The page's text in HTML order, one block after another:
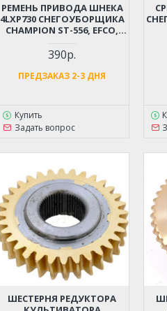
РЕМЕНЬ ПРИВОДА ШНЕКА
4LXP730 СНЕГОУБОРЩИКА
CHAMPION ST-556, EFCO,
ELITECH (СМ. ОПИСАНИЕ)
390р.
ПРЕДЗАКАЗ 2-3 ДНЯ
Купить
Задать вопрос
ШЕСТЕРНЯ РЕДУКТОРА